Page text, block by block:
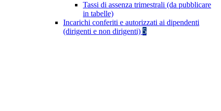
Tassi di assenza trimestrali (da pubblicare
in tabelle)
Incarichi conferiti e autorizzati ai dipendenti
(dirigenti e non dirigenti) 5